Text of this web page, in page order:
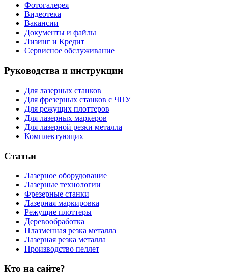
Фотогалерея
Видеотека
Вакансии
Документы и файлы
Лизинг и Кредит
Сервисное обслуживание
Руководства и инструкции
Для лазерных станков
Для фрезерных станков с ЧПУ
Для режущих плоттеров
Для лазерных маркеров
Для лазерной резки металла
Комплектующих
Статьи
Лазерное оборудование
Лазерные технологии
Фрезерные станки
Лазерная маркировка
Режущие плоттеры
Деревообработка
Плазменная резка металла
Лазерная резка металла
Производство пеллет
Кто на сайте?